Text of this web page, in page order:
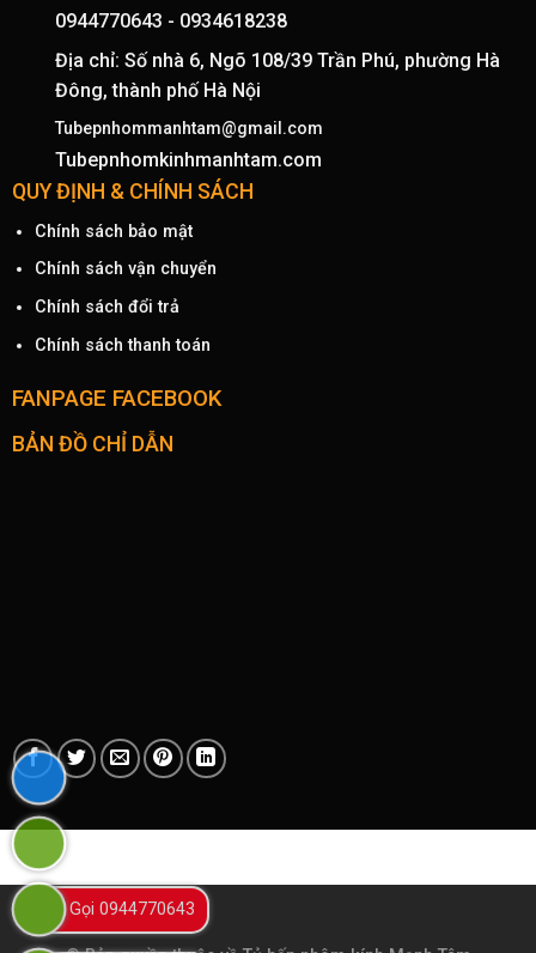
0944770643 - 0934618238
Địa chỉ: Số nhà 6, Ngõ 108/39 Trần Phú, phường Hà
Đông, thành phố Hà Nội
Tubepnhommanhtam@gmail.com
Tubepnhomkinhmanhtam.com
QUY ĐỊNH & CHÍNH SÁCH
Chính sách bảo mật
Chính sách vận chuyển
Chính sách đổi trả
Chính sách thanh toán
FANPAGE FACEBOOK
BẢN ĐỒ CHỈ DẪN
Gọi 0944770643